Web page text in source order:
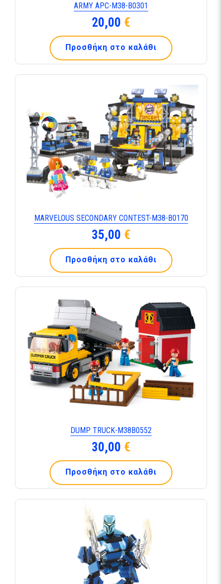
ARMY APC-M38-B0301
20,00 €
Προσθήκη στο καλάθι
MARVELOUS SECONDARY CONTEST-M38-B0170
35,00 €
Προσθήκη στο καλάθι
DUMP TRUCK-M38B0552
30,00 €
Προσθήκη στο καλάθι